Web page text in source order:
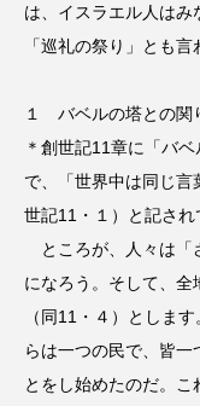
は、イスラエル人はみ
「巡礼の祭り」とも言
１ バベルの塔との関
＊創世記11章に「バ
で、「世界中は同じ
世記11・１）と記され
ところが、人々は「
になろう。そして、全
（同11・４）としま
らは一つの民で、皆一
とをし始めたのだ。こ